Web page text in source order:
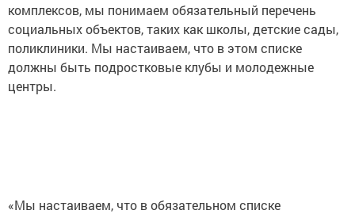
комплексов, мы понимаем обязательный перечень
социальных объектов, таких как школы, детские сады,
поликлиники. Мы настаиваем, что в этом списке
должны быть подростковые клубы и молодежные
центры.
«Мы настаиваем, что в обязательном списке